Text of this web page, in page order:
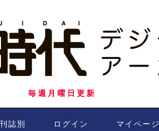
毎週月曜日更新
誌別 ログイン マイページ